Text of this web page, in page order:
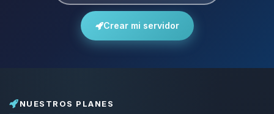
Crear mi servidor
NUESTROS PLANES